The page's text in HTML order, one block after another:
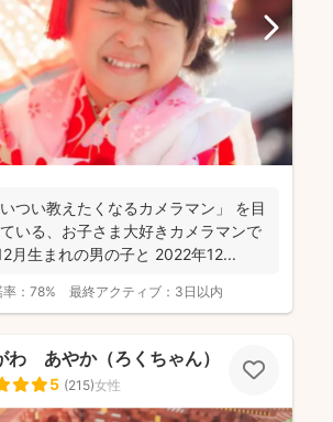
いつい教えたくなるカメラマン」 を目
いる、お子さま大好きカメラマンで
月生まれの男の子と 2022年12...
： 78% 最終アクティブ： 3日以内
わ あやか（ろくちゃん）
5 (215)女性